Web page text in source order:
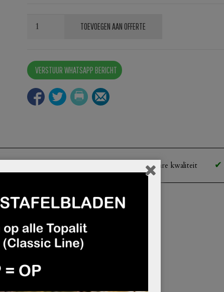
Compact
aantal
TOEVOEGEN AAN OFFERTE
VERSTUUR WHATSAPP BERICHT
Betaalbare kwaliteit